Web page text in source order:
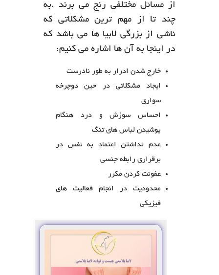
از مسائل مختلفی رنج می برند .به
چند تا از مهم ترین مشکلاتی که
ناشی از بزرگی لابیا ها می باشد که
در اینجا به آن ها اشاره می کنیم:
خارج شدن ادرار به طور نادرست
ایجاد مشکلاتی در حین دوچرخه
سواری
احساس سوزش و درد هنگام
پوشیدن لباس های تنگ
عدم نداشتن اعتماد به نفس در
برقراری رابطه جنسی
عفونت کردن مکرر
محدودیت در انجام فعالیت های
فیزیکی